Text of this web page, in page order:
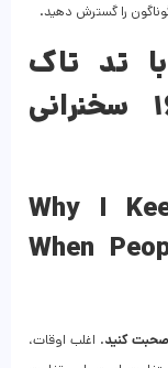
را گسترش دهید.
با تد تاک
TEDtalks با معرفی ۱۶ سخنرانی
“Why I
When
کنید. اغلب اوقات،